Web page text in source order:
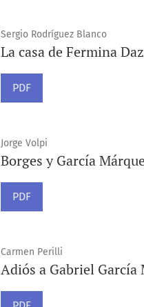
Sergio Rodríguez Blanco
La casa de Fermina
PDF
Jorge Volpi
Borges y García
PDF
Carmen Perilli
Adiós a Gabriel García